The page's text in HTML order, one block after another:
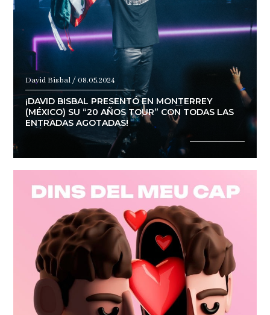
David Bisbal / 08.05.2024
¡DAVID BISBAL PRESENTÓ EN MONTERREY
(MÉXICO) SU “20 AÑOS TOUR” CON TODAS LAS
ENTRADAS AGOTADAS!